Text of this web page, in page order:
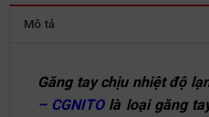
Mô tả
Găng tay chịu nhiệt độ
– CGNITOlà loại găng